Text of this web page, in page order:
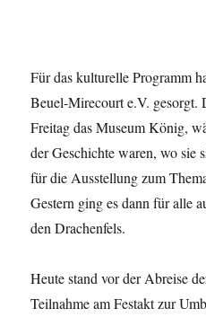
Für das kulturelle Programm
Beuel-Mirecourt e.V. gesorgt.
Freitag das Museum König,
der Geschichte waren, wo sie
für die Ausstellung zum
Gestern ging es dann für alle
den Drachenfels.
Heute stand vor der Abreise
Teilnahme am Festakt zur